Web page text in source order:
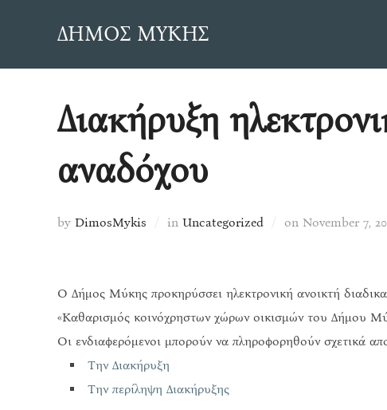
ΔΗΜΟΣ ΜΥΚΗΣ
Διακήρυξη
αναδόχου
by DimosMykis in Uncategorized on Posted
November 7,
Ο Δήμος Μύκης προκηρύσσει ηλεκτρονική ανοικτή
«Καθαρισμός κοινόχρηστων χώρων οικισμών του Δήμου
Οι ενδιαφερόμενοι μπορούν να πληροφορηθούν σχετικά
Την Διακήρυξη
Την περίληψη Διακήρυξης